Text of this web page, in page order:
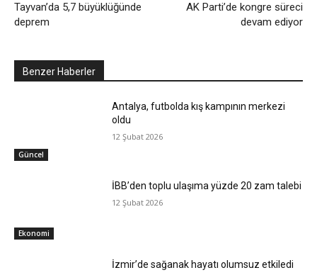
Tayvan’da 5,7 büyüklüğünde
deprem
AK Parti’de kongre süreci
devam ediyor
Benzer Haberler
Güncel
Antalya, futbolda kış kampının merkezi
oldu
12 Şubat 2026
Ekonomi
İBB’den toplu ulaşıma yüzde 20 zam talebi
12 Şubat 2026
İzmir’de sağanak hayatı olumsuz etkiledi